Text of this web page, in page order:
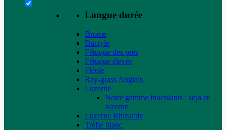
Longue durée
Brome
Dactyle
Fétuque des prés
Fétuque élevée
Fléole
Ray-grass Anglais
Luzerne
Notre gamme inoculants : soja et
luzerne
Luzerne Rhizactiv
Trèfle blanc